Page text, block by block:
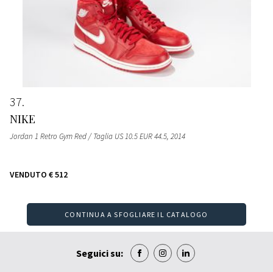
37
NIKE
Jordan 1 Retro Gym Red / Taglia US 10.5 EUR 44.5, 2014
VENDUTO € 512
CONTINUA A SFOGLIARE IL CATALOGO
Seguici su: